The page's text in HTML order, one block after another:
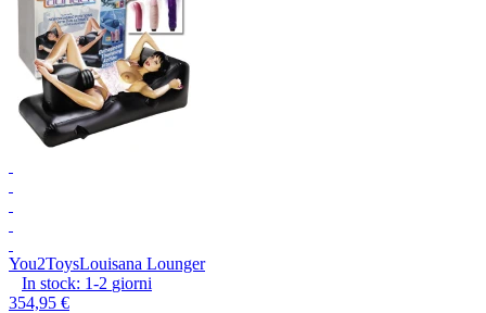
You2ToysLouisana Lounger
In stock: 1-2 giorni
354,95 €